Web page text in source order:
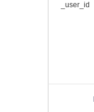
_user_id